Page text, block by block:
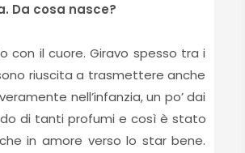
Da cosa nasce?
con il cuore. Giravo spesso tra i
riuscita a trasmettere anche
nell’infanzia, un po’ dai
di tanti profumi e così è stato
in amore verso lo star bene.